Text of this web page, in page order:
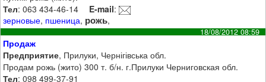
Тел: 063 434-46-14 E-mail:
зерновые, пшеница, рожь,
18/08/2012 08:59
Продаж
Предприятие, Прилуки, Чернігівська обл.
Продам рожь (жито) 300 т. б/н. г.Прилуки Черниговская обл.
Тел: 098 499-37-91